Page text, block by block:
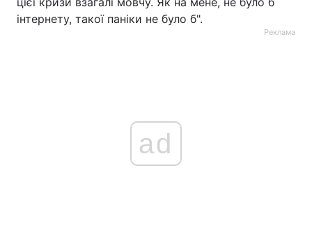
інтернету, такої паніки не було б".
Реклама
ad